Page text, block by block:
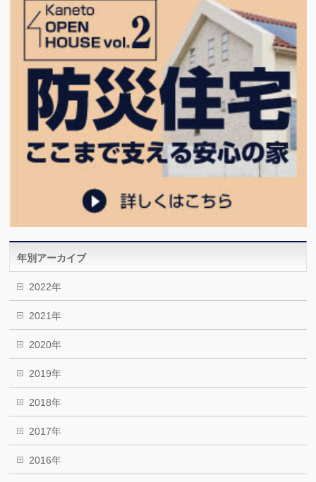
年別アーカイブ
2022年
2021年
2020年
2019年
2018年
2017年
2016年